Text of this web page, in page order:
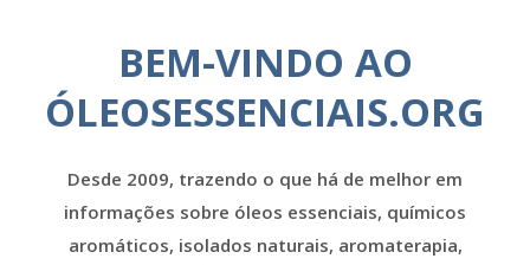
BEM-VINDO AO
ÓLEOSESSENCIAIS.ORG
Desde 2009, trazendo o que há de melhor em
informações sobre óleos essenciais, químicos
aromáticos, isolados naturais, aromaterapia,